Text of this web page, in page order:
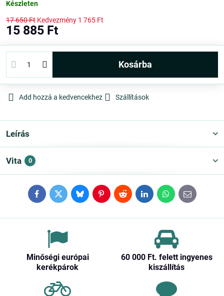
Készleten
17 650 Ft Kedvezmény 1 765 Ft
15 885 Ft
kosárba
Add hozzá a kedvencekhez Szállítások
Leírás
Vita 0
FacebookTwitterBlueskyPinterestRedditLinkedInWhatsApp
E-
mail
Minőségi európai
kerékpárok
60 000 Ft​. felett ingyenes
kiszállítás